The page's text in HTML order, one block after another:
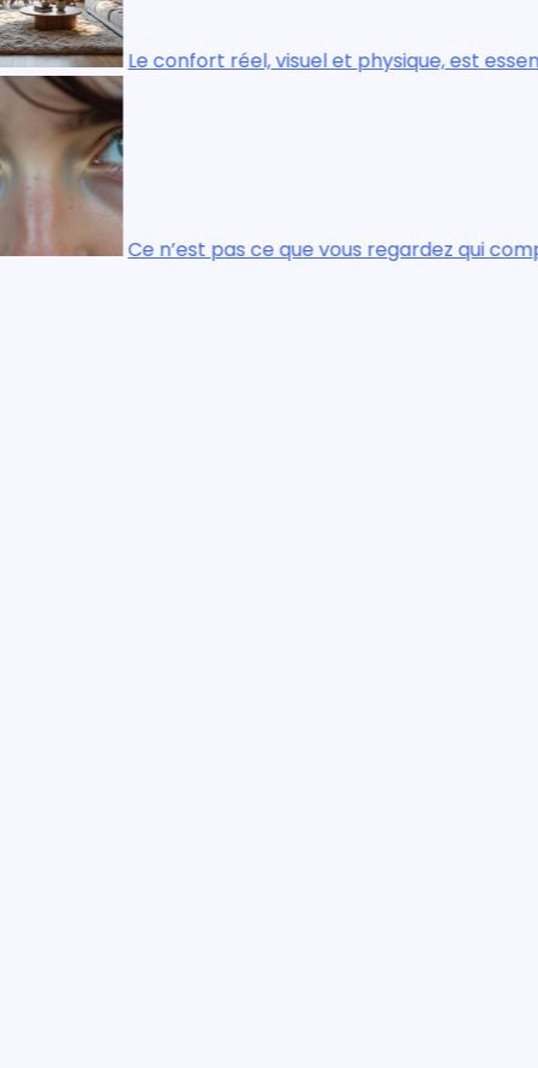
et physique, est essentiel dans chaque pièce de la
vous regardez qui compte, c’est ce que vous voyez.